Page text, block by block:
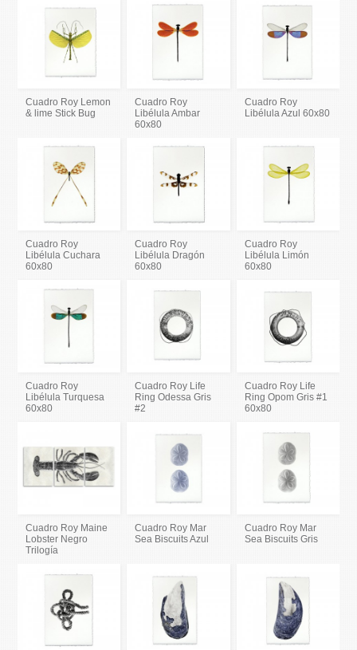
Cuadro Roy Lemon
& lime Stick Bug
Cuadro Roy
Libélula Ambar
60x80
Cuadro Roy
Libélula Azul 60x80
Cuadro Roy
Libélula Cuchara
60x80
Cuadro Roy
Libélula Dragón
60x80
Cuadro Roy
Libélula Limón
60x80
Cuadro Roy
Libélula Turquesa
60x80
Cuadro Roy Life
Ring Odessa Gris
#2
Cuadro Roy Life
Ring Opom Gris #1
60x80
Cuadro Roy Maine
Lobster Negro
Trilogía
Cuadro Roy Mar
Sea Biscuits Azul
Cuadro Roy Mar
Sea Biscuits Gris